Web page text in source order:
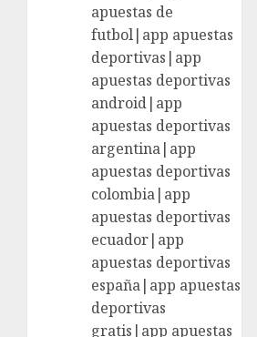
apuestas de
futbol|app apuestas
deportivas|app
apuestas deportivas
android|app
apuestas deportivas
argentina|app
apuestas deportivas
colombia|app
apuestas deportivas
ecuador|app
apuestas deportivas
españa|app apuestas
deportivas
gratis|app apuestas